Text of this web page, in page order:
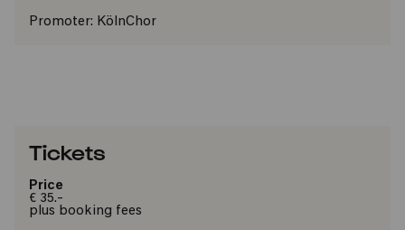
Promoter: KölnChor
Tickets
Price
€ 35.-
plus booking fees